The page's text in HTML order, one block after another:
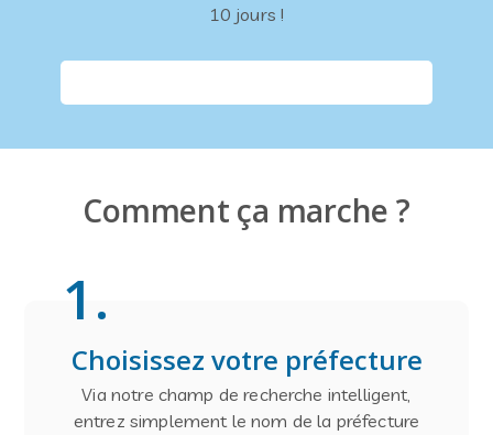
Comment ça marche ?
1.
Choisissez votre préfecture
Via notre champ de recherche intelligent,
entrez simplement le nom de la préfecture
10 jours !